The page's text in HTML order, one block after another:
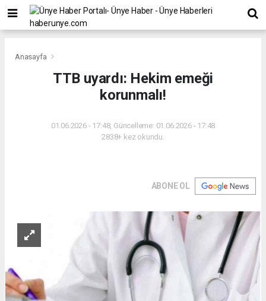
Anasayfa
TTB uyardı: Hekim emeği
korunmalı!
01.06.2026 - 17:48, Güncelleme: 01.06.2026 - 17:48
2838+ kez okundu.
ABONE OL